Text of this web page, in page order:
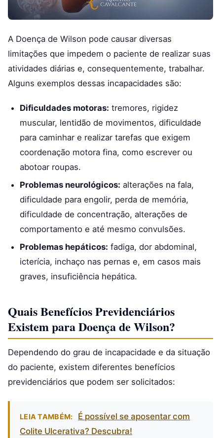
A Doença de Wilson pode causar diversas
limitações que impedem o paciente de realizar suas
atividades diárias e, consequentemente, trabalhar.
Alguns exemplos dessas incapacidades são:
Dificuldades motoras: tremores, rigidez
muscular, lentidão de movimentos, dificuldade
para caminhar e realizar tarefas que exigem
coordenação motora fina, como escrever ou
abotoar roupas.
Problemas neurológicos: alterações na fala,
dificuldade para engolir, perda de memória,
dificuldade de concentração, alterações de
comportamento e até mesmo convulsões.
Problemas hepáticos: fadiga, dor abdominal,
icterícia, inchaço nas pernas e, em casos mais
graves, insuficiência hepática.
Quais Benefícios Previdenciários
Existem para Doença de Wilson?
Dependendo do grau de incapacidade e da situação
do paciente, existem diferentes benefícios
previdenciários que podem ser solicitados:
LEIA TAMBÉM:
É possível se aposentar com
Colite Ulcerativa? Descubra!